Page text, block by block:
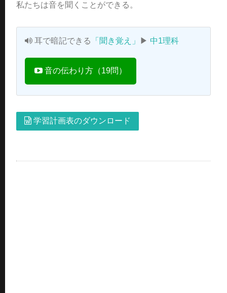
私たちは音を聞くことができる。
耳で暗記できる 「聞き覚え」 ▶ 中1理科
音の伝わり方（19問）
学習計画表のダウンロード